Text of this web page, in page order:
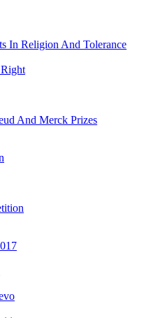
In Religion And Tolerance
And Merck Prizes